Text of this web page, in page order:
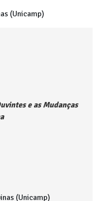
(Unicamp)
e as Mudanças
(Unicamp)